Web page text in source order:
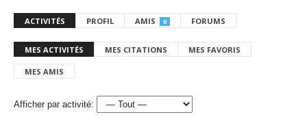
ACTIVITÉS PROFIL AMIS 0 FORUMS
MES ACTIVITÉS MES CITATIONS MES FAVORIS
MES AMIS
Afficher par activité: